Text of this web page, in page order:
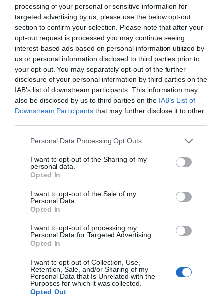
processing of your personal or sensitive information for
targeted advertising by us, please use the below opt-out
section to confirm your selection. Please note that after your
opt-out request is processed you may continue seeing
interest-based ads based on personal information utilized by
us or personal information disclosed to third parties prior to
your opt-out. You may separately opt-out of the further
disclosure of your personal information by third parties on the
IAB’s list of downstream participants. This information may
also be disclosed by us to third parties on the IAB’s List of
Downstream Participants that may further disclose it to other
Please note that this website/app uses one or more Google
not limited to your visit or usage behaviour. You may click to
grant or deny consent to Google and its third-party tags to
use your data for below specified purposes in below Google
consent section.
Personal Data Processing Opt Outs
I want to opt-out of the Sharing of my
personal data.
Opted In
I want to opt-out of the Sale of my
Personal Data.
Opted In
I want to opt-out of processing my
Personal Data for Targeted Advertising.
Opted In
I want to opt-out of Collection, Use,
Retention, Sale, and/or Sharing of my
Personal Data that Is Unrelated with the
Purposes for which it was collected.
Opted Out
Filmműhely legújabb animációs filmje Az Aranybulla címmel.
EGYÉB
Az Aranybullához kapcsolódó programok
a Magyar Nemzeti Levéltár nyílt napján
Az Aranybulla kibocsátásának 800 éves évfordulója és az
államalapítás ünnepe alkalmából nyílt napot tart augusztus
20-án Budapesten a Magyar Nemzeti Levéltár. Az
Aranybulla 800 című programban II. András arany
függőpecsétjeit és a korszakhoz kapcsolódó legfontosabb
EGYÉB
Az Aranybulla előtt tiszteleg a Harmonia
Albensis koncertsorozat
Az idén 800 éves történelmünk egyik legfontosabb jogi
dokumentuma, az Aranybulla, ezért Székesfehérvár nyári,
júliusban négy estén át az évforduló előtt tiszteleg.